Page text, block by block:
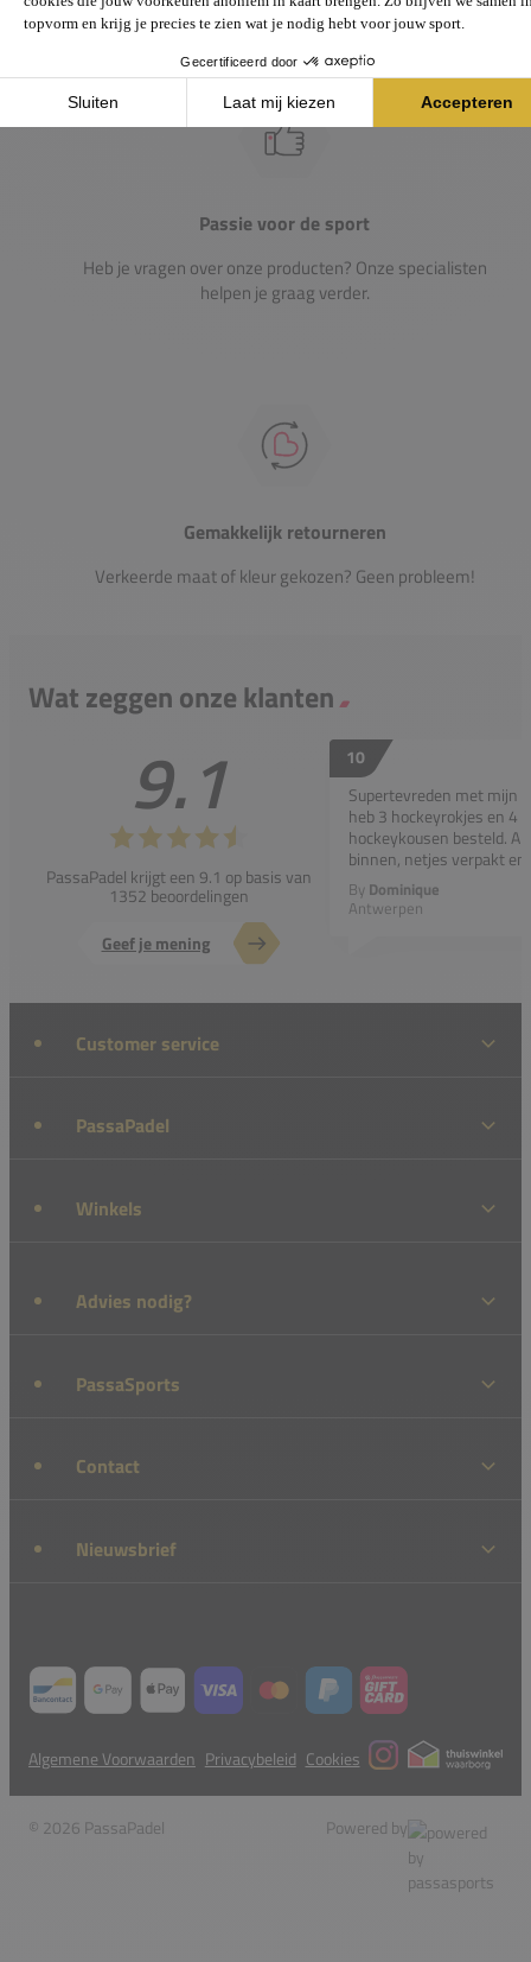
Passie voor de sport
Heb je vragen over onze producten? Onze specialisten
helpen je graag verder.
Gemakkelijk retourneren
Verkeerde maat of kleur gekozen? Geen probleem!
Wat zeggen onze klanten
9.1
PassaPadel krijgt een 9.1 op basis van
1352 beoordelingen
Geef je mening
10
Supertevreden met mijn
heb 3 hockeyrokjes en 4
hockeykousen besteld.
binnen, netjes verpakt
By Dominique
Antwerpen
Customer service
PassaPadel
Winkels
Advies nodig?
PassaSports
Contact
Nieuwsbrief
Algemene Voorwaarden Privacybeleid Cookies
© 2026 PassaPadel Powered by